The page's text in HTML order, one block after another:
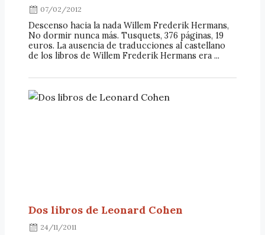
07/02/2012
Descenso hacia la nada Willem Frederik Hermans,
No dormir nunca más. Tusquets, 376 páginas, 19
euros. La ausencia de traducciones al castellano
de los libros de Willem Frederik Hermans era ...
Dos libros de Leonard Cohen
24/11/2011